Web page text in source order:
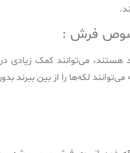
می‌توانند کمک زیادی
لکه‌ها را از بین ببرند